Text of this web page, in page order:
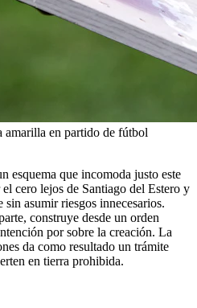
amarilla en partido de fútbol
esquema que incomoda justo este
cero lejos de Santiago del Estero y
sin asumir riesgos innecesarios.
construye desde un orden
por sobre la creación. La
da como resultado un trámite
en tierra prohibida.